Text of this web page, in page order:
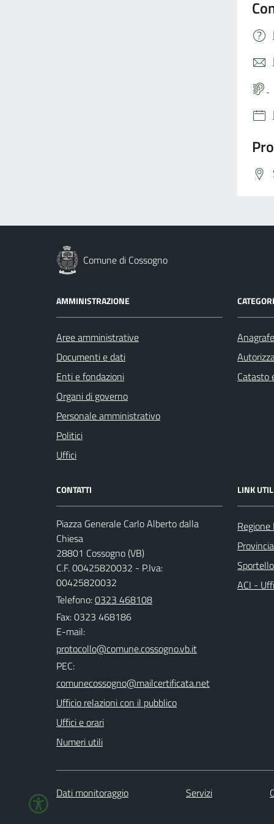
Comune di Cossogno
AMMINISTRAZIONE
Aree amministrative
Documenti e dati
Enti e fondazioni
Organi di governo
Personale amministrativo
Politici
Uffici
Catasto
CONTATTI
Piazza Generale Carlo Alberto dalla
Chiesa
28801 Cossogno (VB)
C.F. 00425820032 - P.Iva:
00425820032
Telefono:0323 468108
Fax: 0323 468186
E-mail:
PEC:
Ufficio relazioni con il pubblico
Uffici e orari
Numeri utili
LINK
ACI -
Dati monitoraggio Servizi